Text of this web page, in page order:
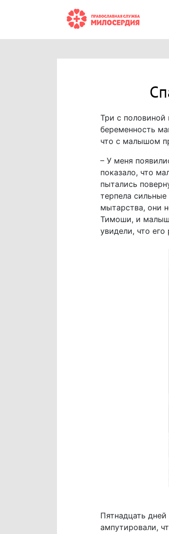
Три с половиной
беременность
что с малышом
– У меня
показало, что
пытались
терпела
мытарства, они
Тимоши, и малыш
увидели, что его
Пятнадцать
ампутировали,